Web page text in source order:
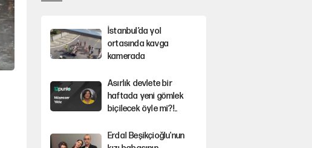
İstanbul’da yol
ortasında kavga
kamerada
Asırlık devlete bir
haftada yeni gömlek
biçilecek öyle mi?!..
Erdal Beşikçioğlu'nun